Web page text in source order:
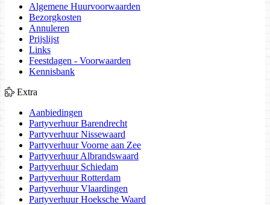
Algemene Huurvoorwaarden
Bezorgkosten
Annuleren
Prijslijst
Links
Feestdagen - Voorwaarden
Kennisbank
Extra
Aanbiedingen
Partyverhuur Barendrecht
Partyverhuur Nissewaard
Partyverhuur Voorne aan Zee
Partyverhuur Albrandswaard
Partyverhuur Schiedam
Partyverhuur Rotterdam
Partyverhuur Vlaardingen
Partyverhuur Hoeksche Waard